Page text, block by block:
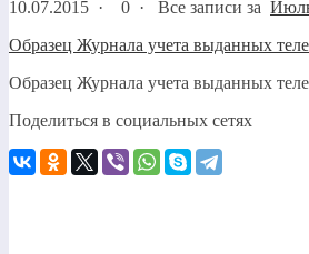
10.07.2015 · 0 · Все записи за
Образец Журнала учета выданных
Образец Журнала учета выданных
Поделиться в социальных сетях